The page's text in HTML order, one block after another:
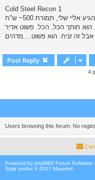
Cold Steel Recon 1
Post Reply
4
Users browsing this forum: No
Powered by phpBB® Forum Software
Style proflat © 2017 Mazeltof